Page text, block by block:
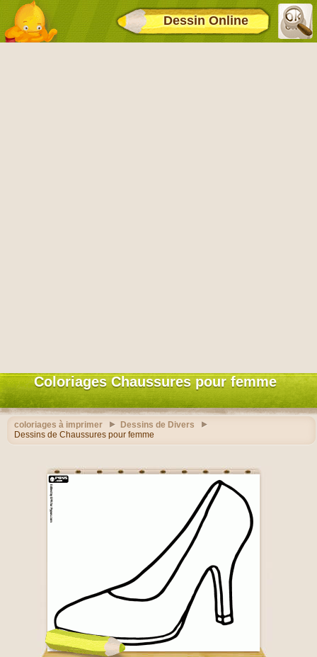
Dessin Online
Coloriages Chaussures pour femme
coloriages à imprimer
Dessins de Divers
Dessins de Chaussures pour femme